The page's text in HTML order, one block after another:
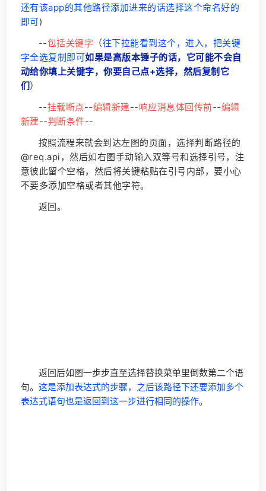
还有该app的其他路径添加进来的话选择这个命名好的
即可)
--包括关键字 （往下拉能看到这个，进入，把关键
字全选复制 即可如果是高版本锤子的话，它可能不会自
动给你填上关键字，你要自己点+选择，然后复制它
们）
--挂载断点--编辑新建--响应消息体回传前--编辑
新建--判断条件--
按照流程来就会到达左图的页面，选择判断路径的
@req.api，然后如右图手动输入双等号和选择引号，注
意彼此留个空格，然后将关键粘贴在引号内部，要小心
不要多添加空格或者其他字符。
返回。
返回后如图一步步直至选择替换菜单里倒数第二个语
句。 这是添加表达式的步骤，之后该路径下还要添加多个
表达式语句也是返回到这一步进行相同的操作。